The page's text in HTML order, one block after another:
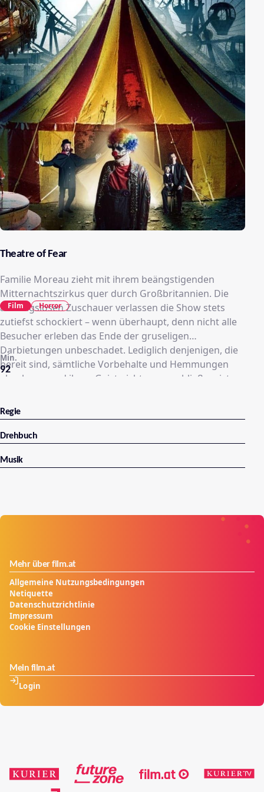
Theatre of Fear
Familie Moreau zieht mit ihrem beängstigenden
Mitternachtszirkus quer durch Großbritannien. Die
ahnungslosen Zuschauer verlassen die Show stets
zutiefst schockiert – wenn überhaupt, denn nicht alle
Besucher erleben das Ende der gruseligen
Darbietungen unbeschadet. Lediglich denjenigen, die
bereit sind, sämtliche Vorbehalte und Hemmungen
abzulegen und ihren Geist nicht zu verschließen, ist es
überleben. Während die durchgedrehte Familie durch
das Land reist und das Blut von immer neuen Show-
Besuchern einfordert, hat ein rachsüchtiger
aufgenommen. Fest entschlossen, den Vorhang für
92
Min.
Film Horror
Regie
Drehbuch
Musik
Mehr über film.at
Allgemeine Nutzungsbedingungen
Netiquette
Datenschutzrichtlinie
Impressum
Cookie Einstellungen
Mein film.at
Login